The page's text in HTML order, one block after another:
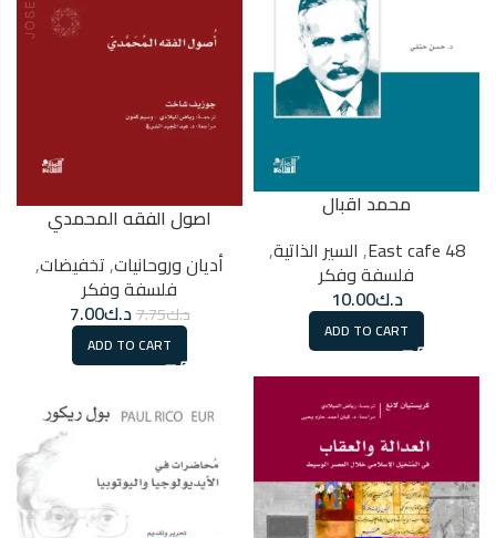
محمد اقبال
48 East cafe
, السير الذاتية,
فلسفة وفكر
د.ك10.00
ADD TO CART
اصول الفقه المحمدي
أديان وروحانيات,تخفيضات,
فلسفة وفكر
د.ك7.75د.ك7.00
ADD TO CART